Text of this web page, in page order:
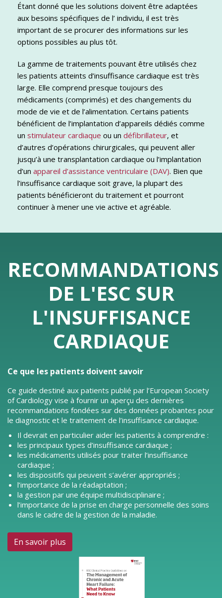
Étant donné que les solutions doivent être adaptées
aux besoins spécifiques de l’ individu, il est très
important de se procurer des informations sur les
options possibles au plus tôt.
La gamme de traitements pouvant être utilisés chez
les patients atteints d’insuffisance cardiaque est très
large. Elle comprend presque toujours des
médicaments (comprimés) et des changements du
mode de vie et de l’alimentation. Certains patients
bénéficient de l’implantation d’appareils dédiés comme
un stimulateur cardiaque ou un défibrillateur, et
d’autres d’opérations chirurgicales, qui peuvent aller
jusqu’à une transplantation cardiaque ou l’implantation
d’un appareil d’assistance ventriculaire (DAV). Bien que
l’insuffisance cardiaque soit grave, la plupart des
patients bénéficieront du traitement et pourront
continuer à mener une vie active et agréable.
RECOMMANDATIONS
DE L'ESC SUR
L'INSUFFISANCE
CARDIAQUE
Ce que les patients doivent savoir
Ce guide destiné aux patients publié par l’European Society
of Cardiology vise à fournir un aperçu des dernières
recommandations fondées sur des données probantes pour
le diagnostic et le traitement de l’insuffisance cardiaque.
Il devrait en particulier aider les patients à comprendre :
les principaux types d’insuffisance cardiaque ;
les médicaments utilisés pour traiter l’insuffisance
cardiaque ;
les dispositifs qui peuvent s’avérer appropriés ;
l’importance de la réadaptation ;
la gestion par une équipe multidisciplinaire ;
l’importance de la prise en charge personnelle des soins
dans le cadre de la gestion de la maladie.
En savoir plus